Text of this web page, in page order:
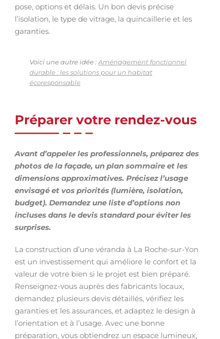
pose, options et délais. Un bon devis précise
l’isolation, le type de vitrage, la quincaillerie et les
garanties.
Voici une autre idée :Aménagement fonctionnel
durable : les solutions pour un habitat
écoresponsable
Préparer votre rendez-vous
Avant d’appeler les professionnels, préparez des
photos de la façade, un plan sommaire et les
dimensions approximatives. Précisez l’usage
envisagé et vos priorités (lumière, isolation,
budget). Demandez une liste d’options non
incluses dans le devis standard pour éviter les
surprises.
La construction d’une véranda à La Roche-sur-Yon
est un investissement qui améliore le confort et la
valeur de votre bien si le projet est bien préparé.
Renseignez-vous auprès des fabricants locaux,
demandez plusieurs devis détaillés, vérifiez les
garanties et les assurances, et adaptez le design à
l’orientation et à l’usage. Avec une bonne
préparation, vous obtiendrez un espace lumineux,